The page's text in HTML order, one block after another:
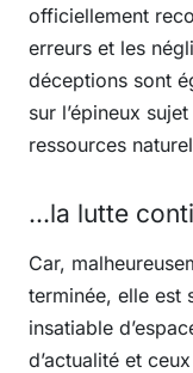
officiellement
erreurs et les
déceptions sont
sur l’épineux
ressources
...la lutte
Car,
terminée, elle est
insatiable
d’actualité et